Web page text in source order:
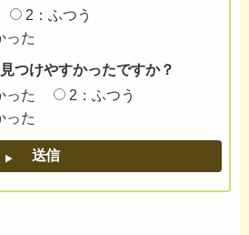
2：ふつう
った
つけやすかったですか？
った
2：ふつう
った